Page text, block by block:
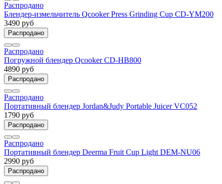
Распродано
Блендер-измельчитель Qcooker Press Grinding Cup CD-YM200
3490 руб
Распродано
Распродано
Погружной блендер Qcooker CD-HB800
4890 руб
Распродано
Распродано
Портативный блендер Jordan&Judy Portable Juicer VC052
1790 руб
Распродано
Распродано
Портативный блендер Deerma Fruit Cup Light DEM-NU06
2990 руб
Распродано